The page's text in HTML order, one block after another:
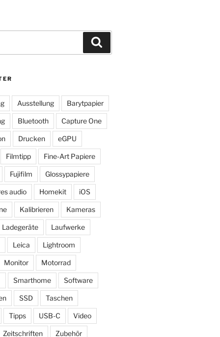
Ausstellung Barytpapier
Bluetooth Capture One
Drucken eGPU
Filmtipp Fine-Art Papiere
Fujifilm Glossypapiere
audio Homekit iOS
Kalibrieren Kameras
Ladegeräte Laufwerke
Leica Lightroom
Monitor Motorrad
Smarthome Software
SSD Taschen
Tipps USB-C Video
Zeitschriften Zubehör